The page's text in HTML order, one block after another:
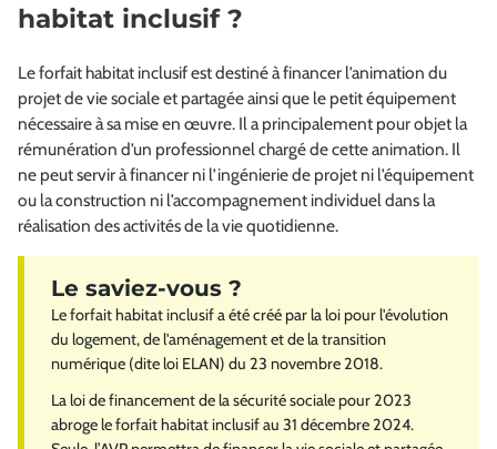
habitat inclusif ?
Le forfait habitat inclusif est destiné à financer l’animation du
projet de vie sociale et partagée ainsi que le petit équipement
nécessaire à sa mise en œuvre. Il a principalement pour objet la
rémunération d’un professionnel chargé de cette animation. Il
ne peut servir à financer ni l’ingénierie de projet ni l’équipement
ou la construction ni l’accompagnement individuel dans la
réalisation des activités de la vie quotidienne.
Le forfait habitat inclusif a été créé par la loi pour l'évolution
du logement, de l'aménagement et de la transition
numérique (dite loi ELAN) du 23 novembre 2018.
La loi de financement de la sécurité sociale pour 2023
abroge le forfait habitat inclusif au 31 décembre 2024.